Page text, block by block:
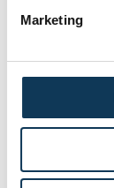
Marketing